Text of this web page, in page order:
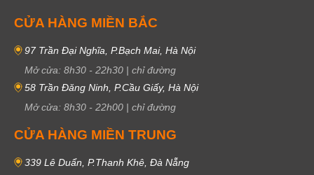
CỬA HÀNG MIỀN BẮC
97 Trần Đại Nghĩa, P.Bạch Mai, Hà Nội
Mở cửa: 8h30 - 22h30 | chỉ đường
58 Trần Đăng Ninh, P.Cầu Giấy, Hà Nội
Mở cửa: 8h30 - 22h00 | chỉ đường
CỬA HÀNG MIỀN TRUNG
339 Lê Duẩn, P.Thanh Khê, Đà Nẵng